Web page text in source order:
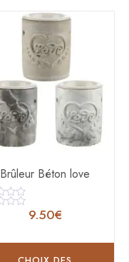
Brûleur Béton love
9.50€